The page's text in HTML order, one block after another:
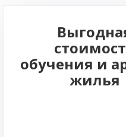
обучения и
жилья